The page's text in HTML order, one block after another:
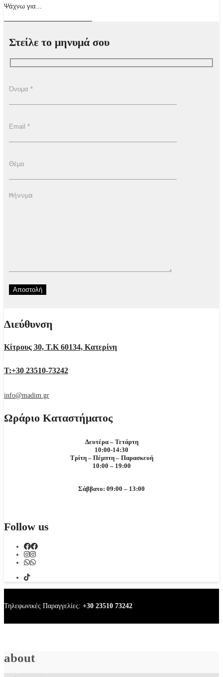
Στείλε το μηνυμά σου
Διεύθυνση
Κίτρους 30, Τ.Κ 60134, Κατερίνη
Τ:+30 23510-73242
info@madim.gr
Ωράριο Καταστήματος
Δευτέρα – Τετάρτη
10:00-14:30
Τρίτη – Πέμπτη – Παρασκευή
10:00 – 19:00
Σάββατο: 09:00 – 13:00
Follow us
Τηλεφωνικές Παραγγελίες: +30 23510 73242
about